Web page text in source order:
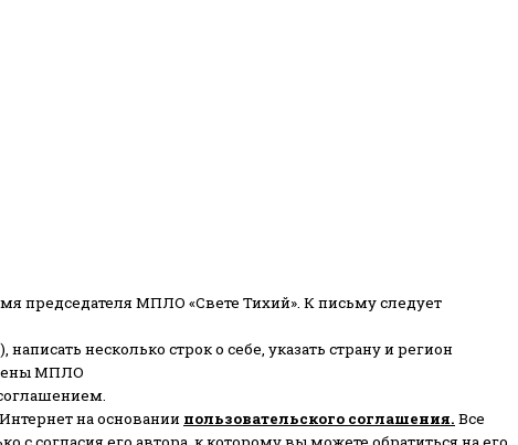
председателя МПЛО «Свете Тихий». К письму следует
несколько строк о себе, указать страну и регион
МПЛО
на основании пользовательского соглашения. Все